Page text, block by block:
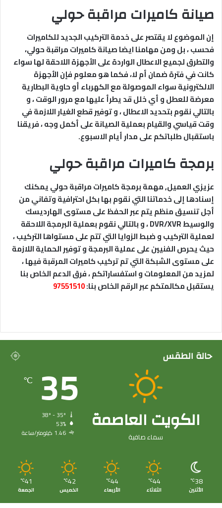
صيانة كاميرات مراقبة حولي
إن الموضوع لا يقتصر على خدمة التركيب الجديد للكاميرات
فحسب ، بل ومن مهامنا ايضا صيانة كاميرات مراقبة حولي،
والتطرق لجميع الاعطال الواردة على الأجهزة اللاحقة لها سواء
كانت في فترة ضمان أم لا، فكما هو معلوم فإن الأجهزة
الالكترونية سواء الموصولة مع الكهرباء أو حاوية البطارية
معرضة للعطل و أي خلل قد يطرأ عليها مع مرور الوقت ، و
بالتالي نقوم بتحديد الاعطال ، و توفير قطع الغيار اللازمة في
وقت قياسي والقيام بعملية الصيانة على أكمل وجه ، فريقنا
باستقبال طلباتكم على مدار أيام الاسبوع.
برمجة كاميرات مراقبة حولي
عزيزي العميل, مهمة برمجة كاميرات مراقبة حولي يمكنك
إسنادها إلى خدماتنا التي نقوم بها بكل احترافية وتفاني من
أجل تنسيق منظم يتم عبر الحفظ على مستوى الهارديسك
والوسيط DVR/XVR ، و بالتالي نقوم بعملية البرمجة اللاحقة
لعملية التركيب و ضبط الزوايا التي تتم على مستواها التركيب ،
حيث يحرص الفنيين على عملية البرمجة و توفير الحماية اللازمة
على مستوى الشبكة التي تم تركيب كاميرات المرقبة فيها ،
لمزيد من المعلومات و استفساراتكم ، فرق الدعم الخاص بنا
يستقبل مكالمتكم عبر الرقم الخاص بنا:97551510
حالة الطقس
الكويت العاصمة
سماء صافية
35
℃
53%
1.46 كيلومتر/ساعة
38
℃
الأثنين
44
℃
الثلاثاء
44
℃
الأربعاء
42
℃
الخميس
41
℃
الجمعة